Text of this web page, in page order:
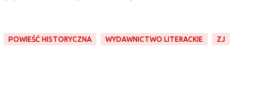
POWIEŚĆ HISTORYCZNA WYDAWNICTWO LITERACKIE ZJ